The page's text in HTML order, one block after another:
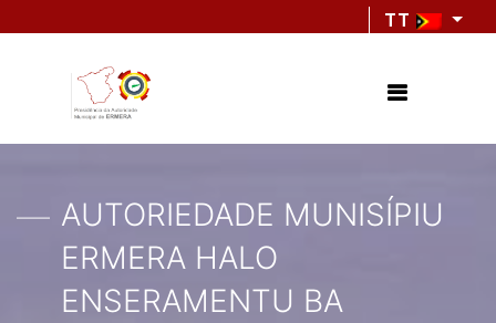
TT
AUTORIEDADE MUNISÍPIU
ERMERA HALO
ENSERAMENTU BA